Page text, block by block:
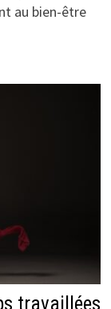
au bien-être
travaillées